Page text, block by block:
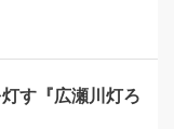
す『広瀬川灯ろ